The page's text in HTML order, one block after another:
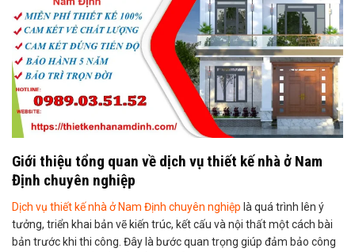
Giới thiệu tổng quan về dịch vụ thiết kế nhà ở Nam
Định chuyên nghiệp
Dịch vụ thiết kế nhà ở Nam Định chuyên nghiệp là quá trình lên ý
tưởng, triển khai bản vẽ kiến trúc, kết cấu và nội thất một cách bài
bản trước khi thi công. Đây là bước quan trọng giúp đảm bảo công